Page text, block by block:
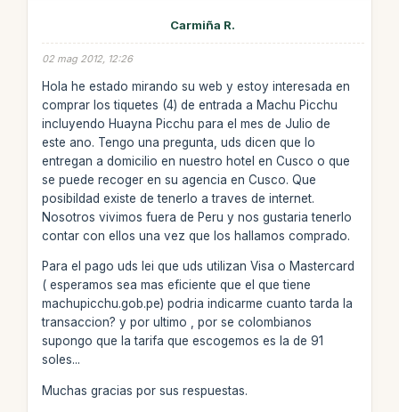
Carmiña R.
02 mag 2012, 12:26
Hola he estado mirando su web y estoy interesada en
comprar los tiquetes (4) de entrada a Machu Picchu
incluyendo Huayna Picchu para el mes de Julio de
este ano. Tengo una pregunta, uds dicen que lo
entregan a domicilio en nuestro hotel en Cusco o que
se puede recoger en su agencia en Cusco. Que
posibildad existe de tenerlo a traves de internet.
Nosotros vivimos fuera de Peru y nos gustaria tenerlo
contar con ellos una vez que los hallamos comprado.
Para el pago uds lei que uds utilizan Visa o Mastercard
( esperamos sea mas eficiente que el que tiene
machupicchu.gob.pe) podria indicarme cuanto tarda la
transaccion? y por ultimo , por se colombianos
supongo que la tarifa que escogemos es la de 91
soles...
Muchas gracias por sus respuestas.